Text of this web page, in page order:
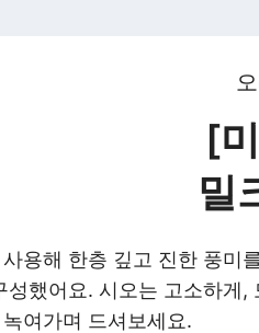
[
밀
용해 한층 깊고 진한 풍미
성했어요. 시오는 고소하게
여가며 드셔보세요.